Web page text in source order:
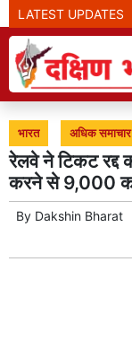
LATEST UPDATES
शानदार शॉपिंग
भारत अधिक समाचार
रेलवे ने टिकट रद्द
करने से 9,000
By Dakshin Bharat